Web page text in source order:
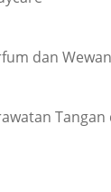
dan
Tangan